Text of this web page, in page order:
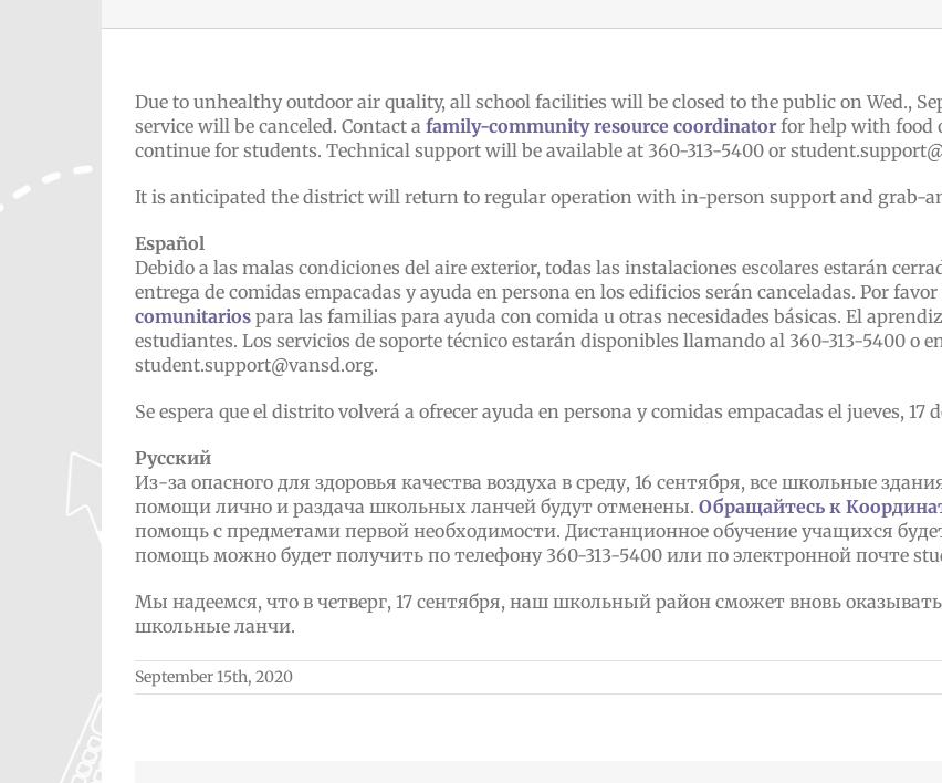
Due to unhealthy outdoor air quality, all school facilities will be closed to the public on Wed.,
service will be canceled. Contact a family-community resource coordinator for help with food
continue for students. Technical support will be available at 360-313-5400 or
It is anticipated the district will return to regular operation with in-person support and grab-
Español
Debido a las malas condiciones del aire exterior, todas las instalaciones escolares estarán
entrega de comidas empacadas y ayuda en persona en los edificios serán canceladas. Por
comunitarios para las familias para ayuda con comida u otras necesidades básicas. El
estudiantes. Los servicios de soporte técnico estarán disponibles llamando al 360-313-5400 o
student.support@vansd.org.
Se espera que el distrito volverá a ofrecer ayuda en persona y comidas empacadas el jueves, 17
Русский
Из-за опасного для здоровья качества воздуха в среду, 16 сентября, все школьные
помощи лично и раздача школьных ланчей будут отменены. Обращайтесь к
помощь с предметами первой необходимости. Дистанционное обучение учащихся
помощь можно будет получить по телефону 360-313-5400 или по электронной почте
Мы надеемся, что в четверг, 17 сентября, наш школьный район сможет вновь
школьные ланчи.
September 15th, 2020